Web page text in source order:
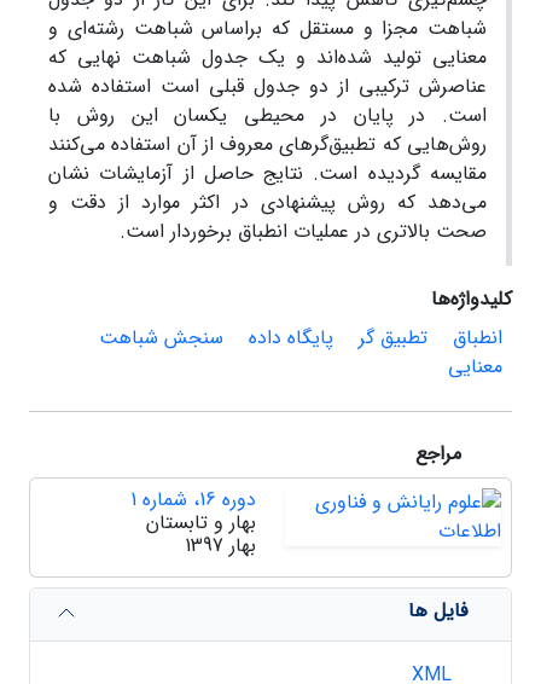
شباهت مجزا و مستقل که براساس شباهت رشته‌ای و
معنایی تولید شده‌اند و یک جدول شباهت نهایی که
عناصرش ترکیبی از دو جدول قبلی است استفاده شده
است. در پایان در محیطی یکسان این روش با
روش‌هایی که تطبیق‌گرهای معروف از آن استفاده می‌کنند
مقایسه گردیده است. نتایج حاصل از آزمایشات نشان
می‌دهد که روش پیشنهادی در اکثر موارد از دقت و
صحت بالاتری در عملیات انطباق برخوردار است.
کلیدواژه‌ها
انطباق
تطبیق گر پایگاه داده
سنجش شباهت
معنایی
مراجع
دوره 16، شماره 1
بهار و تابستان
بهار 1397
فایل ها